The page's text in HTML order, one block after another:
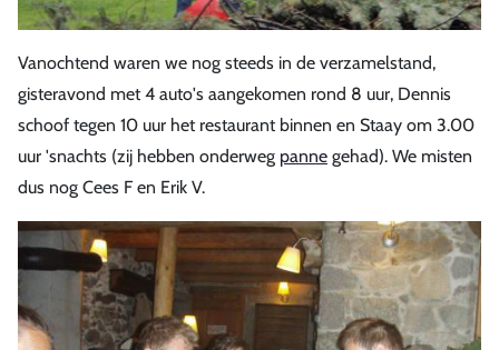
Vanochtend waren we nog steeds in de verzamelstand,
gisteravond met 4 auto's aangekomen rond 8 uur, Dennis
schoof tegen 10 uur het restaurant binnen en Staay om 3.00
uur 'snachts (zij hebben onderweg panne gehad). We misten
dus nog Cees F en Erik V.